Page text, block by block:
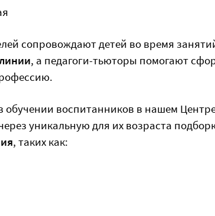
сопровождают детей во время
, а педагоги-тьюторы помогают
обучении воспитанников в нашем
уникальную для их возраста
, таких как: